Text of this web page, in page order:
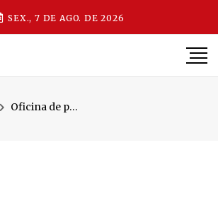
SEX., 7 DE AGO. DE 2026
Oficina de produção musical do projeto Música Para Todos está com inscrições abertas